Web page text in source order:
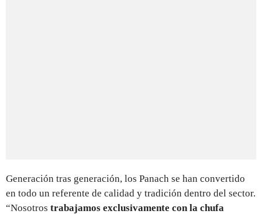
Generación tras generación, los Panach se han convertido
en todo un referente de calidad y tradición dentro del sector.
“Nosotros trabajamos exclusivamente con la chufa